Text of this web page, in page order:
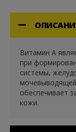
Витамин А
при
системы,
обеспечивает
кожи.